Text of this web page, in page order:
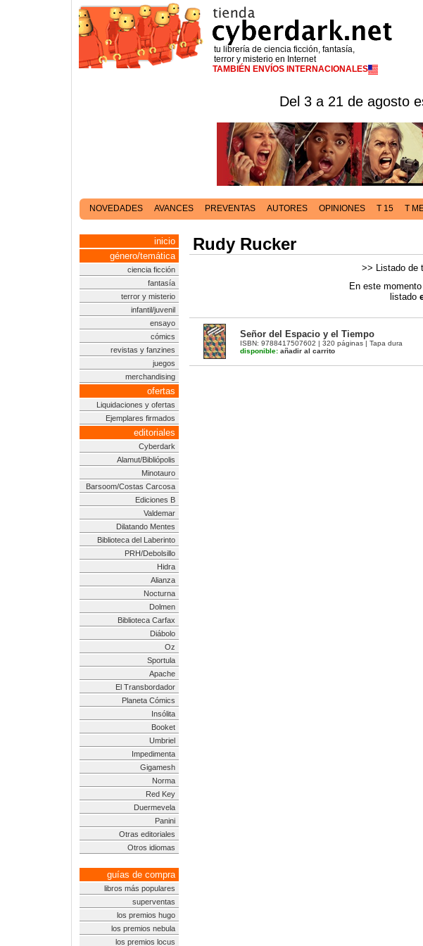
tu librería de ciencia ficción, fantasía,
terror y misterio en Internet
TAMBIÉN ENVÍOS INTERNACIONALES
Del 3 a 21 de agosto
NOVEDADES AVANCES PREVENTAS AUTORES OPINIONES T 15 T
inicio
género/temática
ciencia ficción
fantasía
terror y misterio
infantil/juvenil
ensayo
cómics
revistas y fanzines
juegos
merchandising
ofertas
Liquidaciones y ofertas
Ejemplares firmados
editoriales
Cyberdark
Alamut/Bibliópolis
Minotauro
Barsoom/Costas Carcosa
Ediciones B
Valdemar
Dilatando Mentes
Biblioteca del Laberinto
PRH/Debolsillo
Hidra
Alianza
Nocturna
Dolmen
Biblioteca Carfax
Diábolo
Oz
Sportula
Apache
El Transbordador
Planeta Cómics
Insólita
Booket
Umbriel
Impedimenta
Gigamesh
Norma
Red Key
Duermevela
Panini
Otras editoriales
Otros idiomas
guías de compra
libros más populares
superventas
los premios hugo
los premios nebula
los premios locus
Rudy Rucker
>> Listado de
En este
listado
Señor del Espacio y el Tiempo
ISBN: 9788417507602 | 320 páginas | Tapa dura
disponible: añadir al carrito